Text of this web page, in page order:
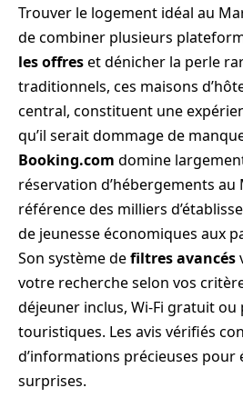
Trouver le logement idéal au
de combiner plusieurs
les offreset dénicher la perle
traditionnels, ces maisons
central, constituent une
qu’il serait dommage de
Booking.com domine
réservation d’hébergements
référence des milliers
de jeunesse économiques aux
Son système defiltres avancés
votre recherche selon vos
déjeuner inclus, Wi-Fi gratuit ou
touristiques. Les avis vérifiés
d’informations précieuses pour
surprises.